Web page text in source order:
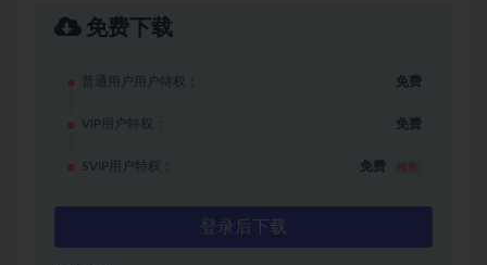
免费下载
普通用户用户特权： 免费
VIP用户特权： 免费
SVIP用户特权： 免费
登录后下载